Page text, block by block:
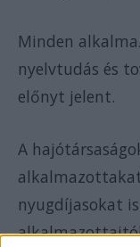
Minden
nyelvtudás és
előnyt jelent.
A
nyugdíjasokat